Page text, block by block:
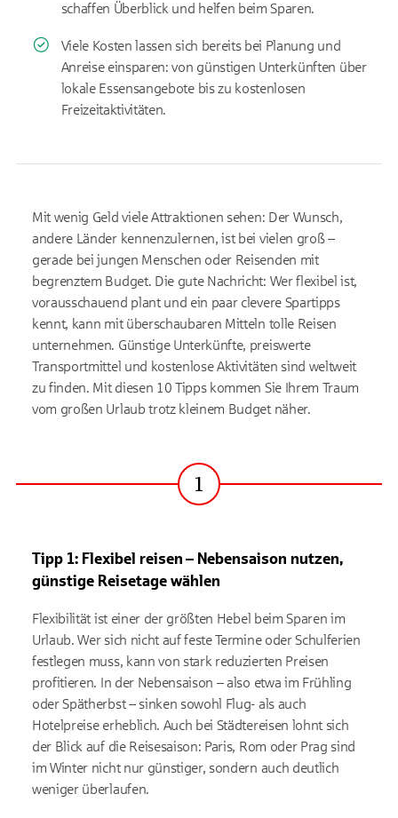
schaffen Überblick und helfen beim Sparen.
Viele Kosten lassen sich bereits bei Planung und
Anreise einsparen: von günstigen Unterkünften über
lokale Essensangebote bis zu kostenlosen
Freizeitaktivitäten.
Mit wenig Geld viele Attraktionen sehen: Der Wunsch,
andere Länder kennenzulernen, ist bei vielen groß –
gerade bei jungen Menschen oder Reisenden mit
begrenztem Budget. Die gute Nachricht: Wer flexibel ist,
vorausschauend plant und ein paar clevere Spartipps
kennt, kann mit überschaubaren Mitteln tolle Reisen
unternehmen. Günstige Unterkünfte, preiswerte
Transportmittel und kostenlose Aktivitäten sind weltweit
zu finden. Mit diesen 10 Tipps kommen Sie Ihrem Traum
vom großen Urlaub trotz kleinem Budget näher.
Schritt
1
Tipp 1: Flexibel reisen – Nebensaison nutzen,
günstige Reisetage wählen
Flexibilität ist einer der größten Hebel beim Sparen im
Urlaub. Wer sich nicht auf feste Termine oder Schulferien
festlegen muss, kann von stark reduzierten Preisen
profitieren. In der Nebensaison – also etwa im Frühling
oder Spätherbst – sinken sowohl Flug- als auch
Hotelpreise erheblich. Auch bei Städtereisen lohnt sich
der Blick auf die Reisesaison: Paris, Rom oder Prag sind
im Winter nicht nur günstiger, sondern auch deutlich
weniger überlaufen.